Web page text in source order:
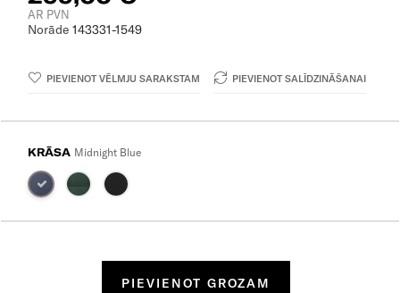
AR PVN
Norāde 143331-1549
PIEVIENOT VĒLMJU SARAKSTAM PIEVIENOT SALĪDZINĀŠANAI
KRĀSA Midnight Blue
PIEVIENOT GROZAM